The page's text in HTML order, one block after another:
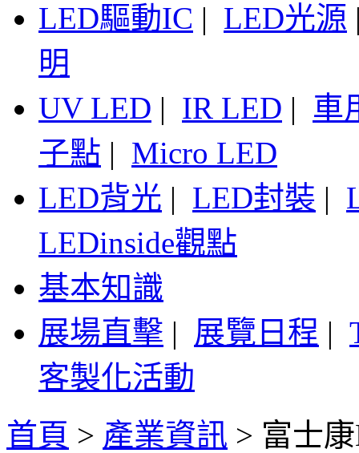
LED驅動IC | LED光源
明
UV LED | IR LED | 車
子點 | Micro LED
LED背光 | LED封裝 |
LEDinside觀點
基本知識
展場直擊 | 展覽日程 |
客製化活動
首頁 > 產業資訊 > 富士